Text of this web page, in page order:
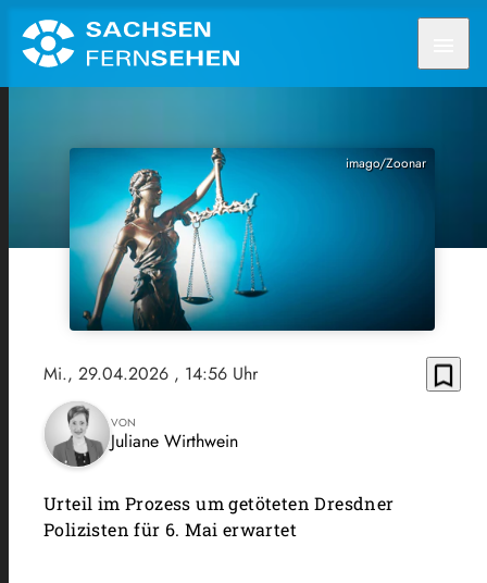
imago/Zoonar
Mi., 29.04.2026 , 14:56 Uhr bookmark_border
VON
Juliane Wirthwein
Urteil im Prozess um getöteten Dresdner
Polizisten für 6. Mai erwartet